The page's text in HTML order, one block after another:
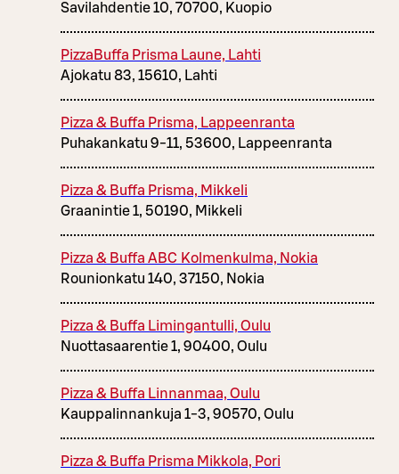
Savilahdentie 10, 70700, Kuopio
PizzaBuffa Prisma Laune, Lahti
Ajokatu 83, 15610, Lahti
Pizza & Buffa Prisma, Lappeenranta
Puhakankatu 9-11, 53600, Lappeenranta
Pizza & Buffa Prisma, Mikkeli
Graanintie 1, 50190, Mikkeli
Pizza & Buffa ABC Kolmenkulma, Nokia
Rounionkatu 140, 37150, Nokia
Pizza & Buffa Limingantulli, Oulu
Nuottasaarentie 1, 90400, Oulu
Pizza & Buffa Linnanmaa, Oulu
Kauppalinnankuja 1-3, 90570, Oulu
Pizza & Buffa Prisma Mikkola, Pori